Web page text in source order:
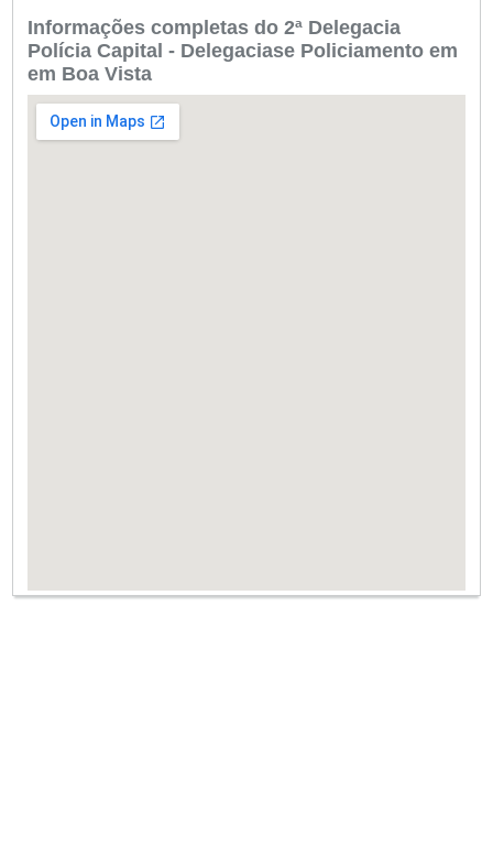
Informações completas do 2ª Delegacia
Polícia Capital - Delegaciase Policiamento em
em Boa Vista